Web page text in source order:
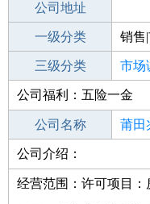
招聘结束时间
公司地址
一级分类 销售
二级分类 市场
三级分类 市场
其他行业
公司福利：五险一金
公司名称 莆田
公司类型
公司介绍：
经营范围：许可项目